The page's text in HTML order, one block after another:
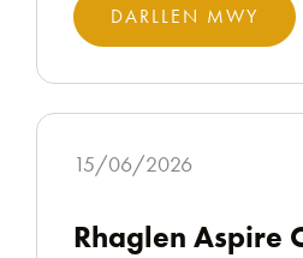
DARLLEN MWY
15/06/2026
Rhaglen Aspire